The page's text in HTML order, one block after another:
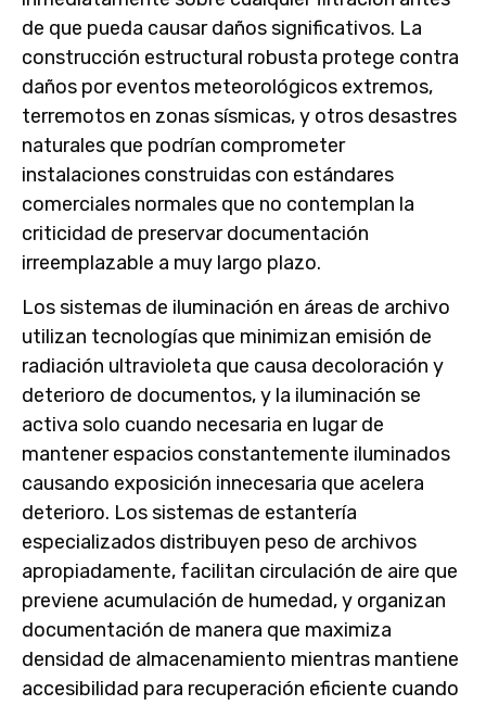
de que pueda causar daños significativos. La
construcción estructural robusta protege contra
daños por eventos meteorológicos extremos,
terremotos en zonas sísmicas, y otros desastres
naturales que podrían comprometer
instalaciones construidas con estándares
comerciales normales que no contemplan la
criticidad de preservar documentación
irreemplazable a muy largo plazo.
Los sistemas de iluminación en áreas de archivo
utilizan tecnologías que minimizan emisión de
radiación ultravioleta que causa decoloración y
deterioro de documentos, y la iluminación se
activa solo cuando necesaria en lugar de
mantener espacios constantemente iluminados
causando exposición innecesaria que acelera
deterioro. Los sistemas de estantería
especializados distribuyen peso de archivos
apropiadamente, facilitan circulación de aire que
previene acumulación de humedad, y organizan
documentación de manera que maximiza
densidad de almacenamiento mientras mantiene
accesibilidad para recuperación eficiente cuando